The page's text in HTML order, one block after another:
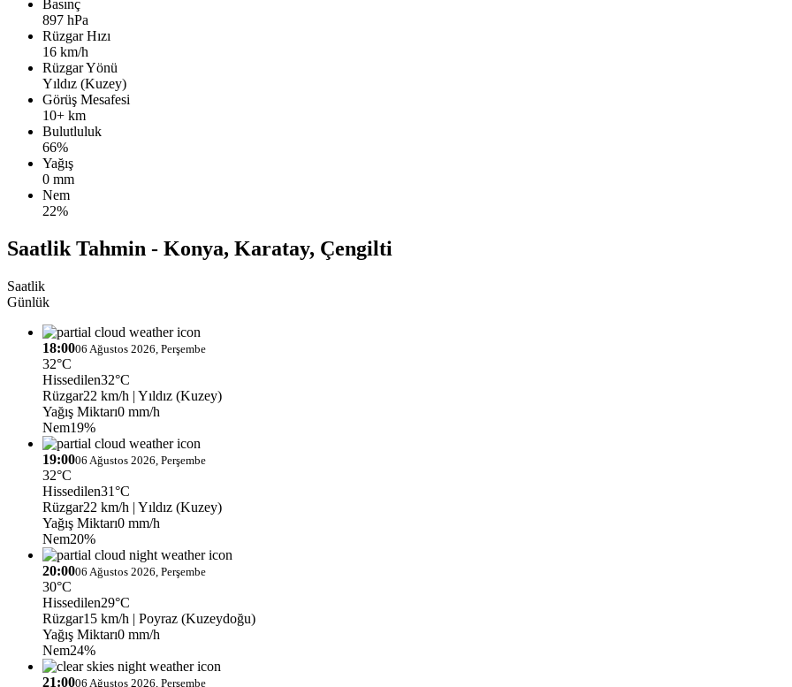
Basınç
897 hPa
Rüzgar Hızı
16 km/h
Rüzgar Yönü
Yıldız (Kuzey)
Görüş Mesafesi
10+ km
Bulutluluk
66%
Yağış
0 mm
Nem
22%
Saatlik Tahmin - Konya, Karatay, Çengilti
Saatlik
Günlük
18:0006 Ağustos 2026, Perşembe
32°C
Hissedilen32°C
Rüzgar22 km/h | Yıldız (Kuzey)
Yağış Miktarı0 mm/h
Nem19%
19:0006 Ağustos 2026, Perşembe
32°C
Hissedilen31°C
Rüzgar22 km/h | Yıldız (Kuzey)
Yağış Miktarı0 mm/h
Nem20%
20:0006 Ağustos 2026, Perşembe
30°C
Hissedilen29°C
Rüzgar15 km/h | Poyraz (Kuzeydoğu)
Yağış Miktarı0 mm/h
Nem24%
21:0006 Ağustos 2026, Perşembe